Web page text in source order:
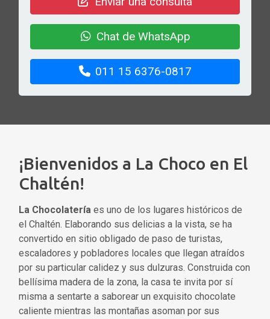
Chat de WhatsApp
011 15 6376-0817
¡Bienvenidos a La Choco en El
Chaltén!
La Chocolatería es uno de los lugares históricos de
el Chaltén. Elaborando sus delicias a la vista, se ha
convertido en sitio obligado de paso de turistas,
escaladores y pobladores locales que llegan atraídos
por su particular calidez y sus dulzuras. Construida con
bellísima madera de la zona, la casa te invita por sí
misma a sentarte a saborear un exquisito chocolate
caliente mientras las montañas asoman por sus